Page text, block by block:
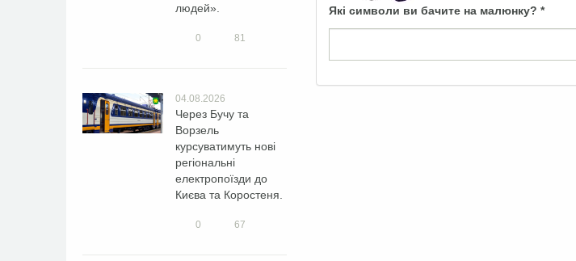
людей».
0 81
04.08.2026
Через Бучу та
Ворзель
курсуватимуть нові
регіональні
електропоїзди до
Києва та Коростеня.
0 67
Які символи ви бачите на малюнку? *